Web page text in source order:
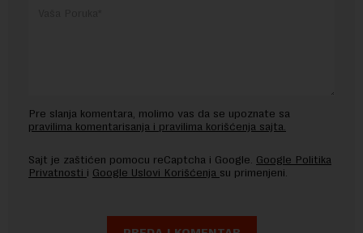
Pre slanja komentara, molimo vas da se upoznate sa
pravilima komentarisanja i pravilima korišćenja sajta.
Sajt je zaštićen pomocu reCaptcha i Google. Google Politika
Privatnosti i Google Uslovi Korišćenja su primenjeni.